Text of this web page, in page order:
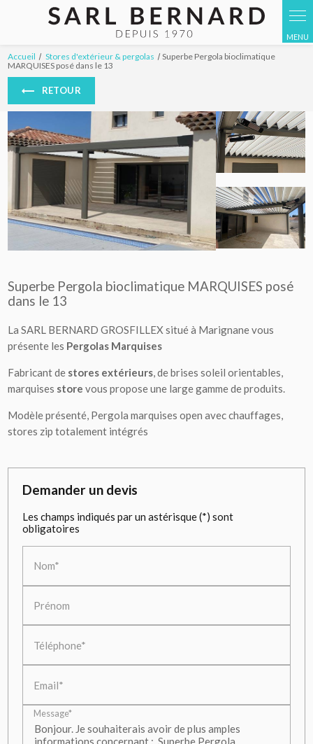
Accueil Stores d'extérieur & pergolas
Superbe Pergola bioclimatique
MARQUISES posé dans le 13
RETOUR
Superbe Pergola bioclimatique MARQUISES posé
dans le 13
La SARL BERNARD GROSFILLEX situé à Marignane vous
présente les Pergolas Marquises
Fabricant de stores extérieurs, de brises soleil orientables,
marquises store vous propose une large gamme de produits.
Modèle présenté, Pergola marquises open avec chauffages,
stores zip totalement intégrés
Demander un devis
Les champs indiqués par un astérisque (*) sont
obligatoires
Nom*
Prénom
Téléphone*
Email*
Message*
Panneau de gestion des cookies